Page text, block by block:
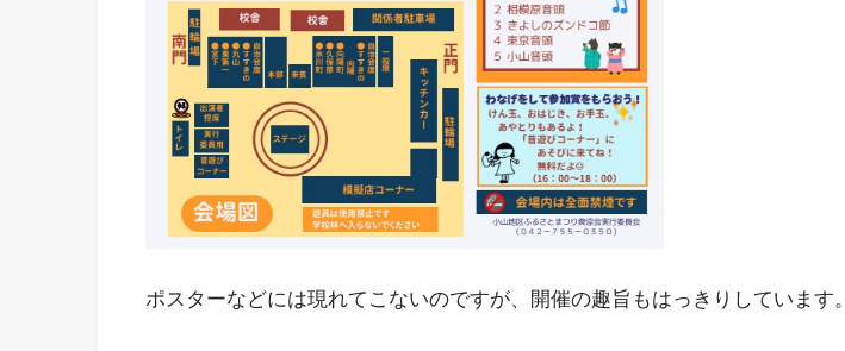
ポスターなどには現れてこないのですが、開催の趣旨もはっきりしています。